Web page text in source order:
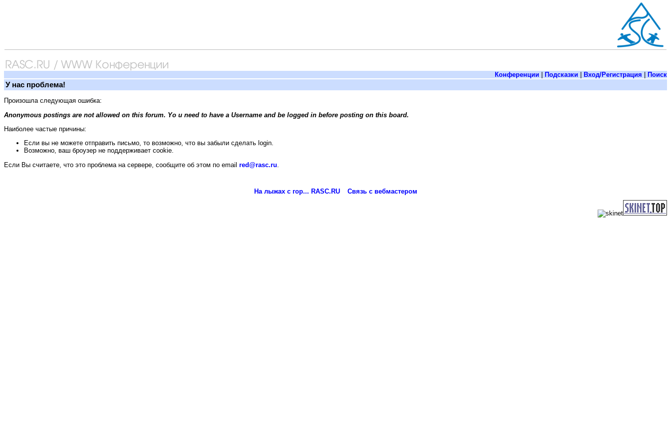
Конференции Подсказки Вход/Регистрация Поиск
У нас проблема!
Произошла следующая ошибка:
Anonymous postings are not allowed on this forum. Yo u need to have a Username and be logged in before posting on this board.
Наиболее частые причины:
Если вы не можете отправить письмо, то возможно, что вы забыли сделать login.
Возможно, ваш броузер не поддерживает cookie.
Если Вы считаете, что это проблема на сервере, сообщите об этом по email red@rasc.ru
На лыжах с гор... RASC.RU Связь с вебмастером